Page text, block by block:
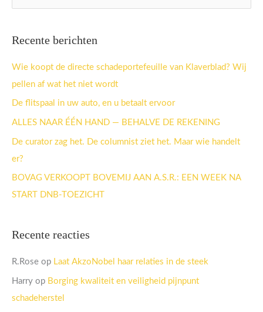
n
a
a
r
Recente berichten
Wie koopt de directe schadeportefeuille van Klaverblad? Wij
pellen af wat het niet wordt
De flitspaal in uw auto, en u betaalt ervoor
ALLES NAAR ÉÉN HAND — BEHALVE DE REKENING
De curator zag het. De columnist ziet het. Maar wie handelt
er?
BOVAG VERKOOPT BOVEMIJ AAN A.S.R.: EEN WEEK NA
START DNB-TOEZICHT
Recente reacties
R.Rose op Laat AkzoNobel haar relaties in de steek
Harry op Borging kwaliteit en veiligheid pijnpunt
schadeherstel